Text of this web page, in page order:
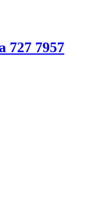
727 7957